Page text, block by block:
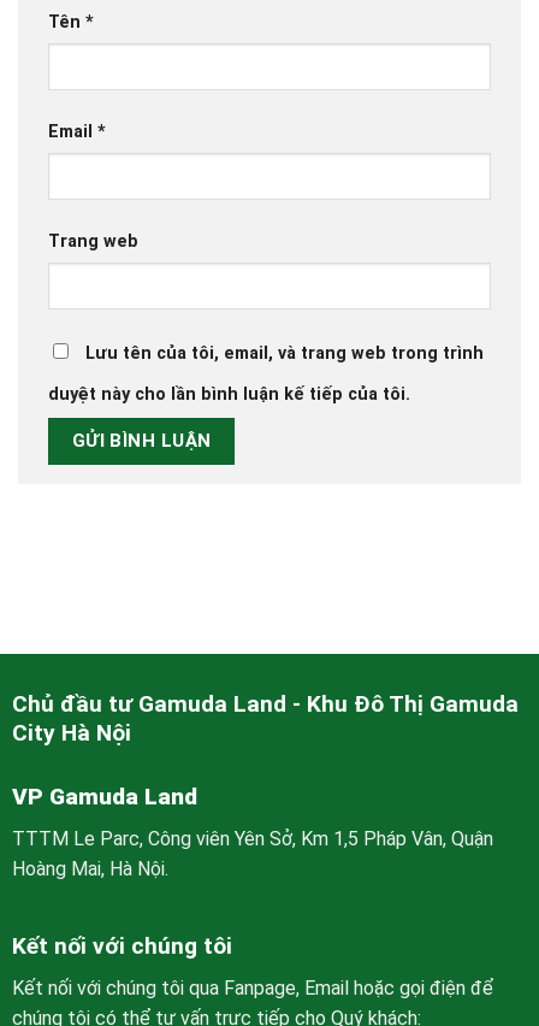
Tên *
Email *
Trang web
Lưu tên của tôi, email, và trang web trong trình
duyệt này cho lần bình luận kế tiếp của tôi.
Chủ đầu tư Gamuda Land - Khu Đô Thị Gamuda
City Hà Nội
VP Gamuda Land
TTTM Le Parc, Công viên Yên Sở, Km 1,5 Pháp Vân, Quận
Hoàng Mai, Hà Nội.
Kết nối với chúng tôi
Kết nối với chúng tôi qua Fanpage, Email hoặc gọi điện để
chúng tôi có thể tư vấn trực tiếp cho Quý khách: